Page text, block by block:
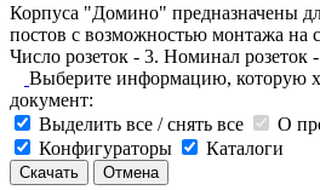
Корпуса "Домино" предназначены
постов с возможностью монтажа на
Число розеток - 3. Номинал розеток
Выберите информацию, которую
документ:
Выделить все / снять все
О
Конфигураторы
Каталоги
Скачать Отмена